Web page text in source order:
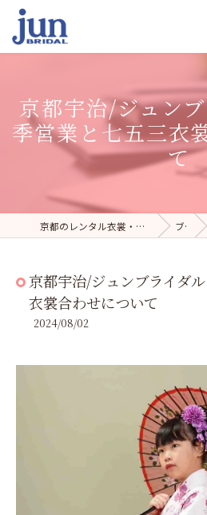
京都宇治/ジュン
季営業と七五三衣
て
京都のレンタル衣裳・写真スタジオならジュンブライダル ブログ
京都宇治/ジュンブライダ
衣裳合わせについて
2024/08/02